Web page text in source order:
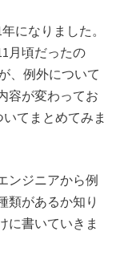
になりました。
月頃だったの
、例外について
容が変わってお
てまとめてみま
ンジニアから例
類があるか知り
に書いていきま